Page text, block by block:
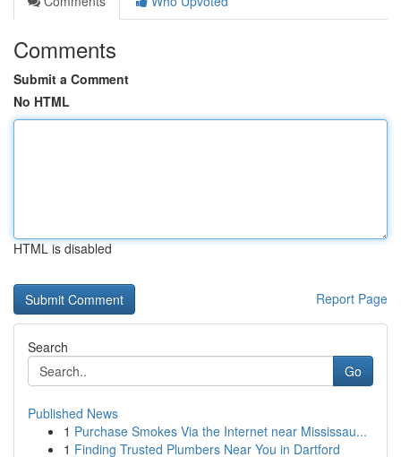
Comments
Submit a Comment
No HTML
HTML is disabled
Report Page
Search
Go
Published News
1 Purchase Smokes Via the Internet near Mississau...
1 Finding Trusted Plumbers Near You in Dartford